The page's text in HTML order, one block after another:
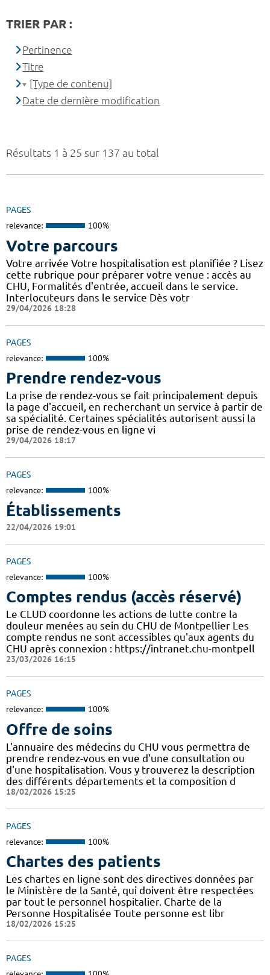
Résultats 1 à 25 sur 137 au total
PAGES
relevance: 100%
Votre parcours
Votre arrivée Votre hospitalisation est planifiée ? Lisez
cette rubrique pour préparer votre venue : accès au
CHU, Formalités d'entrée, accueil dans le service.
Interlocuteurs dans le service Dès votr
29/04/2026 18:28
PAGES
relevance: 100%
Prendre rendez-vous
La prise de rendez-vous se fait principalement depuis
la page d'accueil, en recherchant un service à partir de
sa spécialité. Certaines spécialités autorisent aussi la
prise de rendez-vous en ligne vi
29/04/2026 18:17
PAGES
relevance: 100%
Établissements
22/04/2026 19:01
PAGES
relevance: 100%
Comptes rendus (accès réservé)
Le CLUD coordonne les actions de lutte contre la
douleur menées au sein du CHU de Montpellier Les
compte rendus ne sont accessibles qu'aux agents du
CHU après connexion : https://intranet.chu-montpell
23/03/2026 16:15
PAGES
relevance: 100%
Offre de soins
L'annuaire des médecins du CHU vous permettra de
prendre rendez-vous en vue d'une consultation ou
d'une hospitalisation. Vous y trouverez la description
des différents départements et la composition d
18/02/2026 15:25
PAGES
relevance: 100%
Chartes des patients
Les chartes en ligne sont des directives données par
le Ministère de la Santé, qui doivent être respectées
par tout le personnel hospitalier. Charte de la
Personne Hospitalisée Toute personne est libr
18/02/2026 15:25
PAGES
TRIER PAR :
Pertinence
Titre
[Type de contenu]
Date de dernière modification